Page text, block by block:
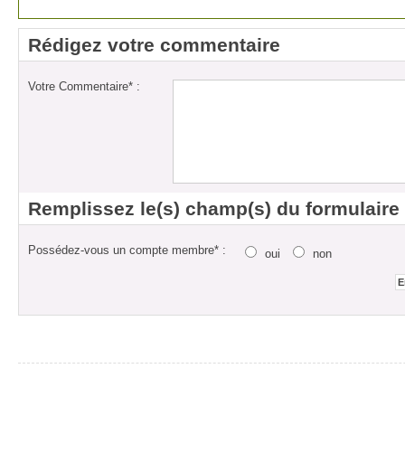
Rédigez votre commentaire
Votre Commentaire* :
Remplissez le(s) champ(s) du formulaire
Possédez-vous un compte membre* : oui non